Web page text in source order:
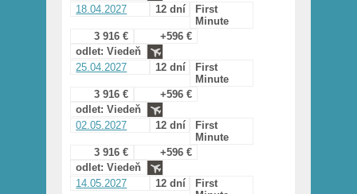
18.04.2027
12 dní
First
Minute
3 916 €
+596 €
odlet: Viedeň
25.04.2027
12 dní
First
Minute
3 916 €
+596 €
odlet: Viedeň
02.05.2027
12 dní
First
Minute
3 916 €
+596 €
odlet: Viedeň
14.05.2027
12 dní
First